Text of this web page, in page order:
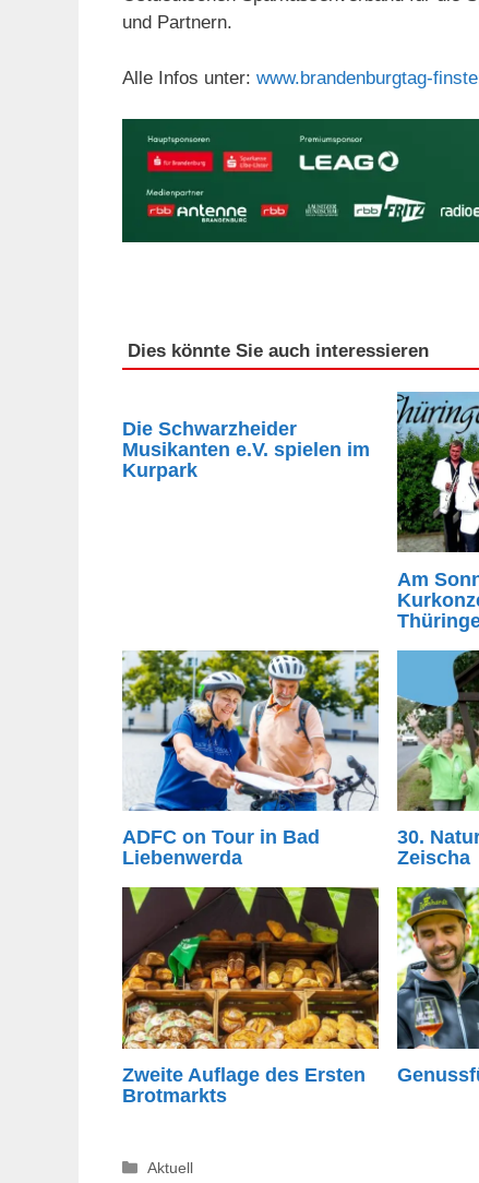
und Partnern.
Alle Infos unter: www.brandenburgtag-
Dies könnte Sie auch interessieren
Die Schwarzheider
Musikanten e.V. spielen im
Kurpark
Am
ADFC on Tour in Bad
Liebenwerda
30.
Zeischa
Zweite Auflage des Ersten
Brotmarkts
Kategorien
Aktuell